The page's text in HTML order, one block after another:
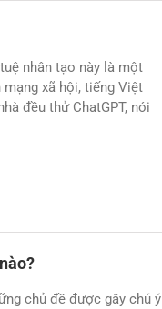
nhân tạo này là một
xã hội, tiếng Việt
đều thử ChatGPT, nói
chủ đề được gây chú ý